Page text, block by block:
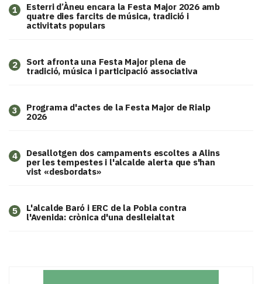
1
Esterri d’Àneu encara la Festa Major 2026 amb
quatre dies farcits de música, tradició i
activitats populars
2
Sort afronta una Festa Major plena de
tradició, música i participació associativa
3
Programa d'actes de la Festa Major de Rialp
2026
4
​Desallotgen dos campaments escoltes a Alins
per les tempestes i l'alcalde alerta que s'han
vist «desbordats»
5
L'alcalde Baró i ERC de la Pobla contra
l'Avenida: crònica d'una deslleialtat